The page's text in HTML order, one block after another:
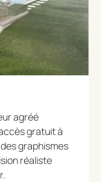
agréé
gratuit à
graphismes
réaliste